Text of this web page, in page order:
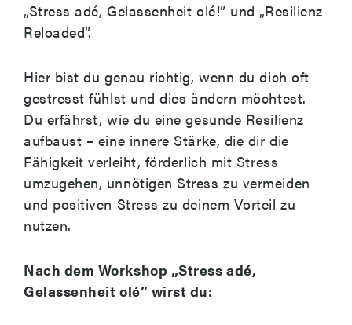
„Stress adé, Gelassenheit olé!” und „Resilienz
Reloaded”.
Hier bist du genau richtig, wenn du dich oft
gestresst fühlst und dies ändern möchtest.
Du erfährst, wie du eine gesunde Resilienz
aufbaust – eine innere Stärke, die dir die
Fähigkeit verleiht, förderlich mit Stress
umzugehen, unnötigen Stress zu vermeiden
und positiven Stress zu deinem Vorteil zu
nutzen.
Nach dem Workshop „Stress adé,
Gelassenheit olé” wirst du: